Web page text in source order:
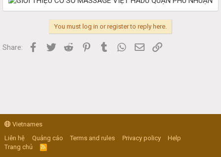
You must log in or register to reply here.
Share: Facebook
Twitter Reddit PinterestTumblr WhatsApp
Email
Vietnames
Liên hệ
Quảng cáo Terms and rules Privacy policy
Help
Trang chủ
R
S